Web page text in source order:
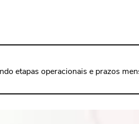
etapas operacionais e prazos